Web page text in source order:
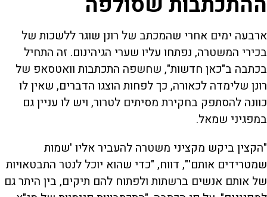
ארבעה ימים אחרי שהמכתב של רונן שוגר ללשכות של
בכירי המשטרה, נפתחו עליו שערי הגיהינום. זה התחיל
בכתבה ב"כאן חדשות", שחשפה התכתבות וואטסאפ של
רונן שלימדה לכאורה, כך לפחות הוצגו הדברים, שאין לו
כוונה להסתפק בחקירת מסיתים לטרור, ויש לו עניין גם
במפגיני שמאל.
"הקצין ביקש מקציני משטרה להעביר אליו 'שמות
שמטרידים אותם'", דווח, "כדי שהוא יוכל לנטר התבטאויות
של אותם אנשים ברשתות ולפתוח להם תיקים, בין היתר גם